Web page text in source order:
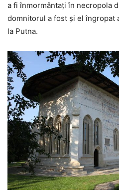
a fi înmormântaţi în necropola
domnitorul a fost şi el îngropat
la Putna.